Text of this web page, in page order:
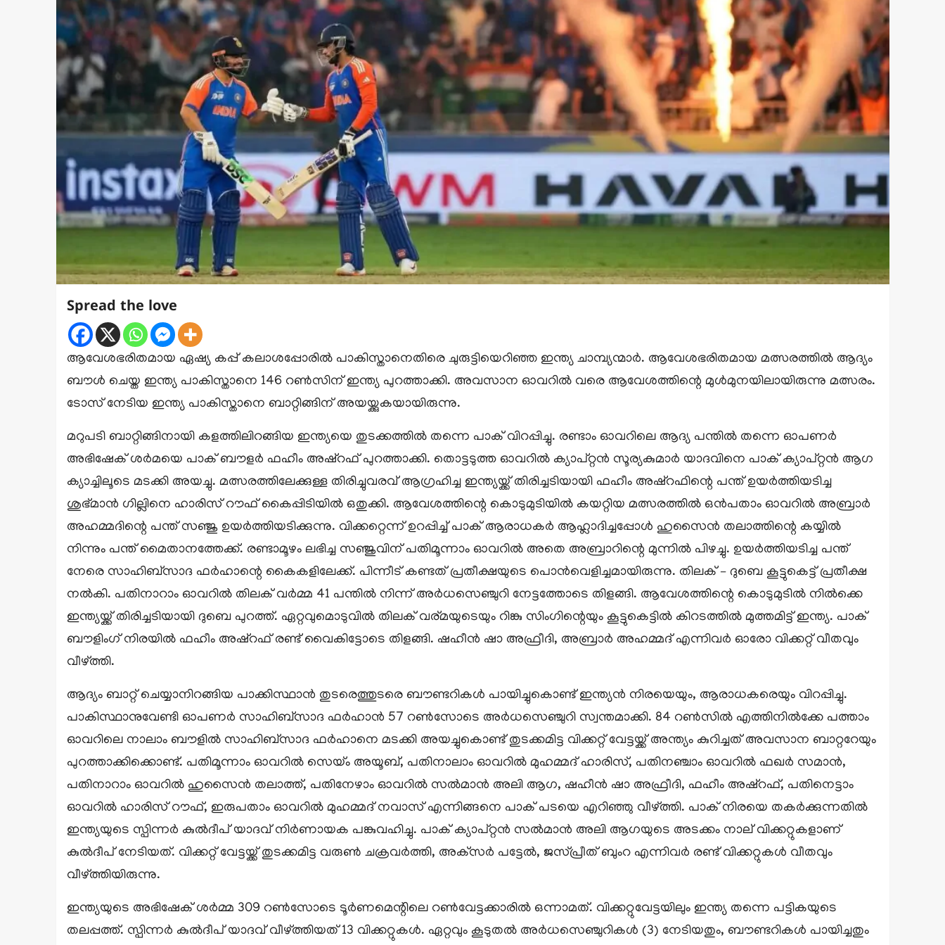
Spread the love
ആവേശഭരിതമായ ഏഷ്യ കപ്പ് കലാശപ്പോരിൽ പാകിസ്താനെതിരെ ചുരുട്ടിയെറിഞ്ഞ ഇന്ത്യ ചാമ്പ്യന്മാർ. ആവേശഭരിതമായ മത്സരത്തിൽ ആദ്യം
ബൗൾ ചെയ്ത ഇന്ത്യ പാകിസ്താനെ 146 റൺസിന് ഇന്ത്യ പുറത്താക്കി. അവസാന ഓവറിൽ വരെ ആവേശത്തിന്റെ മുൾമുനയിലായിരുന്നു മത്സരം.
ടോസ് നേടിയ ഇന്ത്യ പാകിസ്താനെ ബാറ്റിങ്ങിന് അയയ്ക്കുകയായിരുന്നു.
മറുപടി ബാറ്റിങ്ങിനായി കളത്തിലിറങ്ങിയ ഇന്ത്യയെ തുടക്കത്തിൽ തന്നെ പാക് വിറപ്പിച്ചു. രണ്ടാം ഓവറിലെ ആദ്യ പന്തിൽ തന്നെ ഓപണർ
അഭിഷേക് ശർമയെ പാക് ബൗളർ ഫഹീം അഷ്‌റഫ് പുറത്താക്കി. തൊട്ടടുത്ത ഓവറിൽ ക്യാപ്റ്റൻ സൂര്യകുമാർ യാദവിനെ പാക് ക്യാപ്റ്റൻ ആഗ
ക്യാച്ചിലൂടെ മടക്കി അയച്ചു. മത്സരത്തിലേക്കുള്ള തിരിച്ചുവരവ് ആഗ്രഹിച്ച ഇന്ത്യയ്ക്ക് തിരിച്ചടിയായി ഫഹീം അഷ്‌റഫിന്റെ പന്ത് ഉയർത്തിയടിച്ച
ശുഭ്മാൻ ഗില്ലിനെ ഹാരിസ് റൗഫ് കൈപ്പിടിയിൽ ഒതുക്കി. ആവേശത്തിന്റെ കൊടുമുടിയിൽ കയറ്റിയ മത്സരത്തിൽ ഒൻപതാം ഓവറിൽ അബ്രാർ
അഹമ്മദിന്റെ പന്ത് സഞ്ജു ഉയർത്തിയടിക്കുന്നു. വിക്കറ്റെന്ന് ഉറപ്പിച്ച് പാക് ആരാധകർ ആഹ്ലാദിച്ചപ്പോൾ ഹുസൈൻ തലാത്തിന്റെ കയ്യിൽ
നിന്നും പന്ത് മൈതാനത്തേക്ക്. രണ്ടാമൂഴം ലഭിച്ച സഞ്ജുവിന് പതിമൂന്നാം ഓവറിൽ അതെ അബ്രാറിന്റെ മുന്നിൽ പിഴച്ചു. ഉയർത്തിയടിച്ച പന്ത്
നേരെ സാഹിബ്‌സാദ ഫർഹാന്റെ കൈകളിലേക്ക്. പിന്നീട് കണ്ടത് പ്രതീക്ഷയുടെ പൊൻവെളിച്ചമായിരുന്നു. തിലക് – ദുബെ കൂട്ടുകെട്ട് പ്രതീക്ഷ
നൽകി. പതിനാറാം ഓവറിൽ തിലക് വർമ്മ 41 പന്തിൽ നിന്ന് അർധസെഞ്ചുറി നേട്ടത്തോടെ തിളങ്ങി. ആവേശത്തിന്റെ കൊടുമുടിൽ നിൽക്കെ
ഇന്ത്യയ്ക്ക് തിരിച്ചടിയായി ദുബെ പുറത്ത്. ഏറ്റവുമൊടുവിൽ തിലക് വര്മയുടെയും റിങ്കു സിംഗിന്റെയും കൂട്ടുകെട്ടിൽ കിറടത്തിൽ മുത്തമിട്ട് ഇന്ത്യ. പാക്
ബൗളിംഗ് നിരയിൽ ഫഹീം അഷ്‌റഫ് രണ്ട് വൈകിട്ടോടെ തിളങ്ങി. ഷഹീൻ ഷാ അഫ്രീദി, അബ്രാർ അഹമ്മദ് എന്നിവർ ഓരോ വിക്കറ്റ് വീതവും
വീഴ്ത്തി.
ആദ്യം ബാറ്റ് ചെയ്യാനിറങ്ങിയ പാക്കിസ്ഥാൻ തുടരെത്തുടരെ ബൗണ്ടറികൾ പായിച്ചുകൊണ്ട് ഇന്ത്യൻ നിരയെയും, ആരാധകരെയും വിറപ്പിച്ചു.
പാകിസ്ഥാനുവേണ്ടി ഓപണർ സാഹിബ്‌സാദ ഫർഹാൻ 57 റൺസോടെ അർധസെഞ്ചുറി സ്വന്തമാക്കി. 84 റൺസിൽ എത്തിനിൽക്കേ പത്താം
ഓവറിലെ നാലാം ബൗളിൽ സാഹിബ്‌സാദ ഫർഹാനെ മടക്കി അയച്ചുകൊണ്ട് തുടക്കമിട്ട വിക്കറ്റ് വേട്ടയ്ക്ക് അന്ത്യം കുറിച്ചത് അവസാന ബാറ്ററേയും
പുറത്താക്കിക്കൊണ്ട്. പതിമൂന്നാം ഓവറിൽ സെയ്ം അയൂബ്, പതിനാലാം ഓവറിൽ മുഹമ്മദ് ഹാരിസ്, പതിനഞ്ചാം ഓവറിൽ ഫഖർ സമാൻ,
പതിനാറാം ഓവറിൽ ഹുസൈൻ തലാത്ത്, പതിനേഴാം ഓവറിൽ സൽമാൻ അലി ആഗ, ഷഹീൻ ഷാ അഫ്രീദി, ഫഹീം അഷ്‌റഫ്, പതിനെട്ടാം
ഓവറിൽ ഹാരിസ് റൗഫ്, ഇരുപതാം ഓവറിൽ മുഹമ്മദ് നവാസ് എന്നിങ്ങനെ പാക് പടയെ എറിഞ്ഞു വീഴ്ത്തി. പാക് നിരയെ തകർക്കുന്നതിൽ
ഇന്ത്യയുടെ സ്പിന്നർ കുൽദീപ് യാദവ് നിർണായക പങ്കുവഹിച്ചു. പാക് ക്യാപ്റ്റൻ സൽമാൻ അലി ആഗയുടെ അടക്കം നാല് വിക്കറ്റുകളാണ്
കുൽദീപ് നേടിയത്. വിക്കറ്റ് വേട്ടയ്ക്ക് തുടക്കമിട്ട വരുൺ ചക്രവർത്തി, അക്‌സർ പട്ടേൽ, ജസ്പ്രീത് ബുംറ എന്നിവർ രണ്ട് വിക്കറ്റുകൾ വീതവും
വീഴ്ത്തിയിരുന്നു.
ഇന്ത്യയുടെ അഭിഷേക് ശർമ്മ 309 റൺസോടെ ടൂർണമെന്റിലെ റൺവേട്ടക്കാരിൽ ഒന്നാമത്. വിക്കറ്റുവേട്ടയിലും ഇന്ത്യ തന്നെ പട്ടികയുടെ
തലപ്പത്ത്. സ്പിന്നർ കുൽദീപ് യാദവ് വീഴ്ത്തിയത് 13 വിക്കറ്റുകൾ. ഏറ്റവും കൂടുതൽ അർധസെഞ്ചുറികൾ (3) നേടിയതും, ബൗണ്ടറികൾ പായിച്ചതും